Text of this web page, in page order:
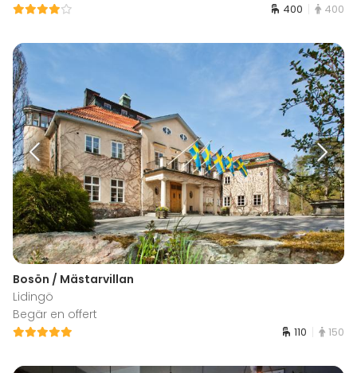
400 400
Bosön / Mästarvillan
Lidingö
Begär en offert
110 150